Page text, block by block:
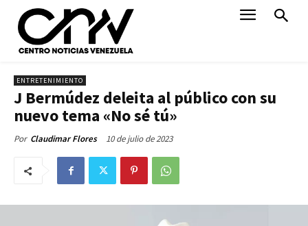
ENTRETENIMIENTO
J Bermúdez deleita al público con su
nuevo tema «No sé tú»
Por Claudimar Flores 10 de julio de 2023